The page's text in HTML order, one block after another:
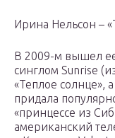
Ирина Нельсон –
В 2009-м вышел ее
синглом Sunrise
«Теплое солнце»,
придала
«принцессе из
американский